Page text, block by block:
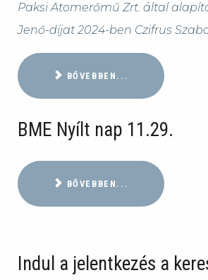
Paksi Atomerőmű Zrt. által
Jenő-díjat 2024-ben Czifrus
BŐVEBBEN...
BME Nyílt nap 11.29.
BŐVEBBEN...
Indul a jelentkezés a